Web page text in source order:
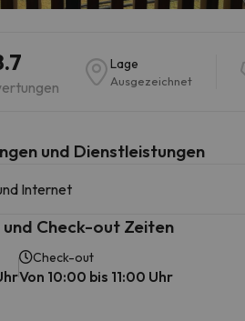
Lage
Ausgezeichnet
und Dienstleistungen
Internet
und Check-out Zeiten
Check-out
Von 10:00 bis 11:00 Uhr